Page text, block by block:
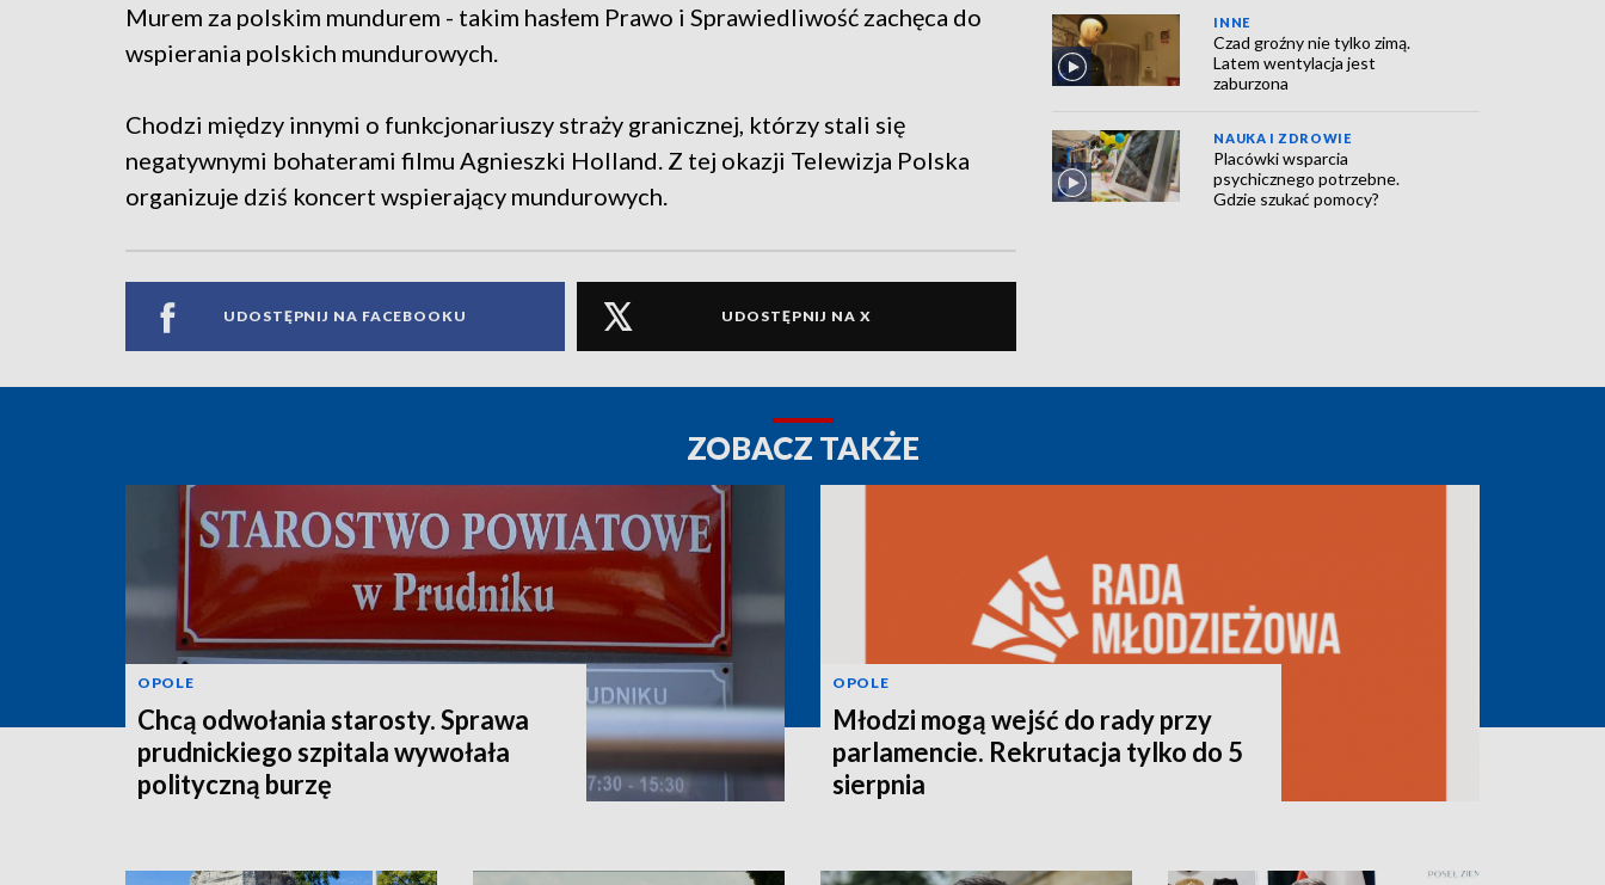
Murem za polskim mundurem - takim hasłem Prawo i Sprawiedliwość zachęca do
wspierania polskich mundurowych.
Chodzi między innymi o funkcjonariuszy straży granicznej, którzy stali się
negatywnymi bohaterami filmu Agnieszki Holland. Z tej okazji Telewizja Polska
organizuje dziś koncert wspierający mundurowych.
UDOSTĘPNIJ NA FACEBOOKU UDOSTĘPNIJ NA X
INNE
Czad groźny nie tylko zimą.
Latem wentylacja jest
zaburzona
NAUKA I ZDROWIE
Placówki wsparcia
psychicznego potrzebne.
Gdzie szukać pomocy?
ZOBACZ TAKŻE
OPOLE
Chcą odwołania starosty. Sprawa
prudnickiego szpitala wywołała
polityczną burzę
OPOLE
Młodzi mogą wejść do rady przy
parlamencie. Rekrutacja tylko do 5
sierpnia